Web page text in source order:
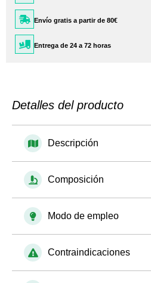
Envío gratis a partir de 80€
Entrega de 24 a 72 horas
Detalles del producto
Descripción
Composición
Modo de empleo
Contraindicaciones